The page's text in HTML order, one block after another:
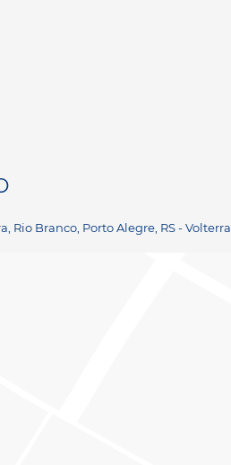
Rio Branco, Porto Alegre, RS - Volterra